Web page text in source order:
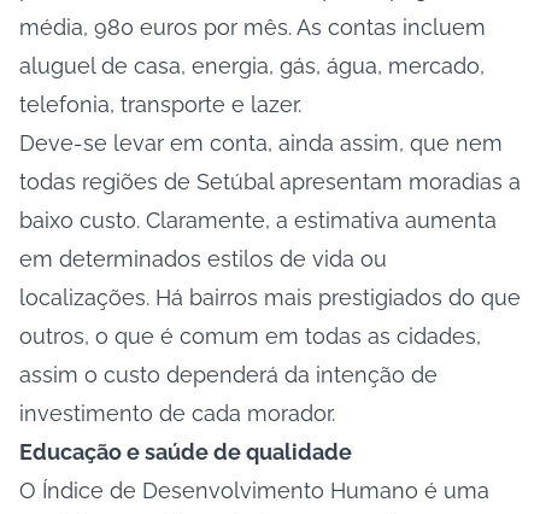
média, 980 euros por mês. As contas incluem
aluguel de casa, energia, gás, água, mercado,
telefonia, transporte e lazer.
Deve-se levar em conta, ainda assim, que nem
todas regiões de Setúbal apresentam moradias a
baixo custo. Claramente, a estimativa aumenta
em determinados estilos de vida ou
localizações. Há bairros mais prestigiados do que
outros, o que é comum em todas as cidades,
assim o custo dependerá da intenção de
investimento de cada morador.
Educação e saúde de qualidade
O Índice de Desenvolvimento Humano é uma